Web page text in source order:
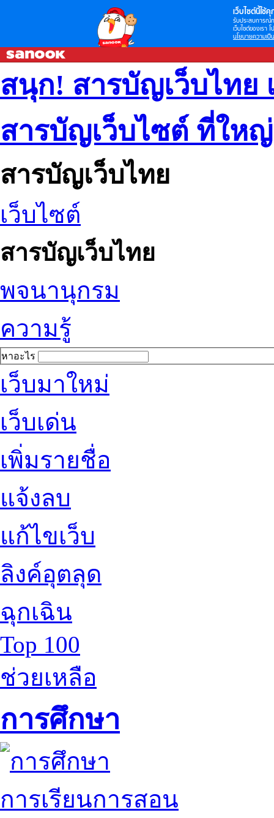
เว็บไซต์นี้ใช้คุ
รับประสบการณ์
เว็บไซต์ของเรา
นโยบายความเป็
สนุก! สารบัญเว็บไทย
สารบัญเว็บไซต์ ที่ให
สารบัญเว็บไทย
เว็บไซต์
สารบัญเว็บไทย
พจนานุกรม
ความรู้
หาอะไร
เว็บมาใหม่
เว็บเด่น
เพิ่มรายชื่อ
แจ้งลบ
แก้ไขเว็บ
ลิงค์อุตลุด
ฉุกเฉิน
Top 100
ช่วยเหลือ
การศึกษา
การเรียนการสอน